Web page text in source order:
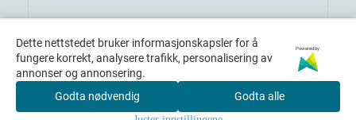
Dette nettstedet bruker informasjonskapsler for å
fungere korrekt, analysere trafikk, personalisering av
annonser og annonsering.
Powered by
Godta nødvendig Godta alle